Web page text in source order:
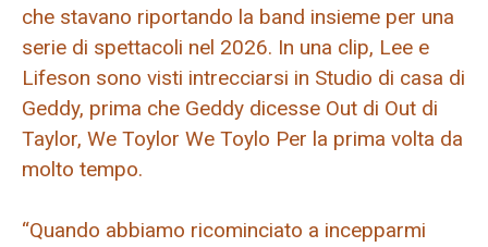
che stavano riportando la band insieme per una
serie di spettacoli nel 2026. In una clip, Lee e
Lifeson sono visti intrecciarsi in Studio di casa di
Geddy, prima che Geddy dicesse Out di Out di
Taylor, We Toylor We Toylo Per la prima volta da
molto tempo.
“Quando abbiamo ricominciato a incepparmi